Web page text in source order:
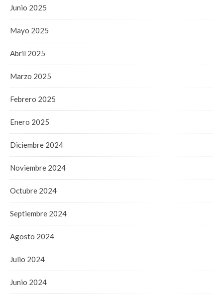
Junio 2025
Mayo 2025
Abril 2025
Marzo 2025
Febrero 2025
Enero 2025
Diciembre 2024
Noviembre 2024
Octubre 2024
Septiembre 2024
Agosto 2024
Julio 2024
Junio 2024